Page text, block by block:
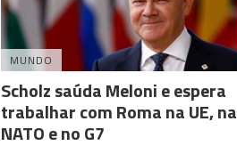
MUNDO
Scholz saúda Meloni e espera
trabalhar com Roma na UE, na
NATO e no G7